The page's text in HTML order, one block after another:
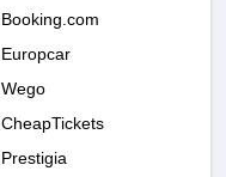
Booking.com
Europcar
Wego
CheapTickets
Prestigia